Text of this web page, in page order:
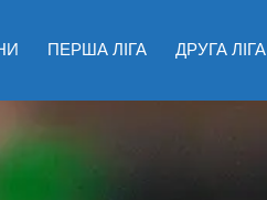
ПЕРША ЛІГА ДРУГА ЛІГА